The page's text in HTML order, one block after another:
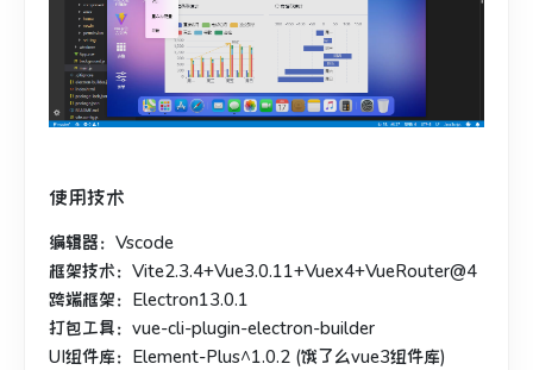
使用技术
编辑器：Vscode
框架技术：Vite2.3.4+Vue3.0.11+Vuex4+VueRouter@4
跨端框架：Electron13.0.1
打包工具：vue-cli-plugin-electron-builder
UI组件库：Element-Plus^1.0.2 (饿了么vue3组件库)